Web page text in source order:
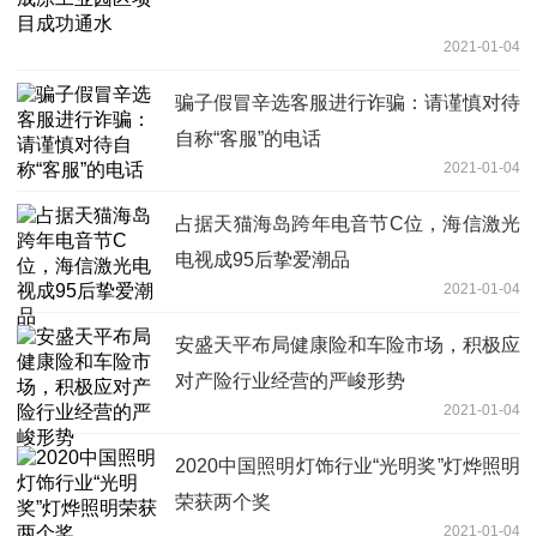
2021-01-04
骗子假冒辛选客服进行诈骗：请谨慎对待
自称“客服”的电话
2021-01-04
占据天猫海岛跨年电音节C位，海信激光
电视成95后挚爱潮品
2021-01-04
安盛天平布局健康险和车险市场，积极应
对产险行业经营的严峻形势
2021-01-04
2020中国照明灯饰行业“光明奖”灯烨照明
荣获两个奖
2021-01-04